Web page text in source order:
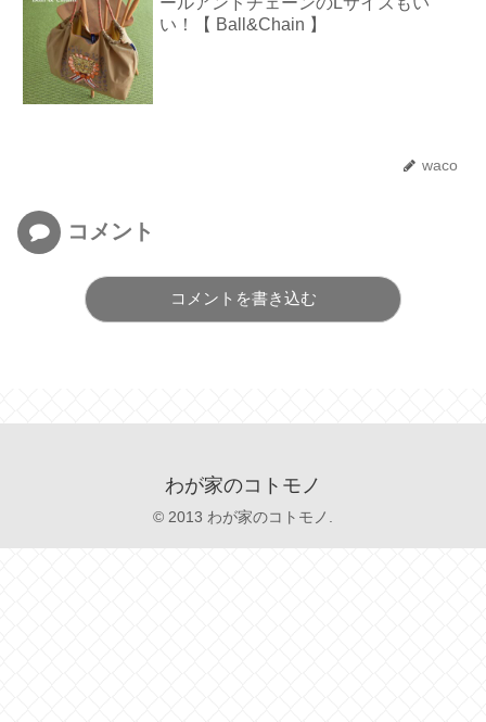
い！【 Ball&Chain 】
waco
コメント
コメントを書き込む
わが家のコトモノ
© 2013 わが家のコトモノ.